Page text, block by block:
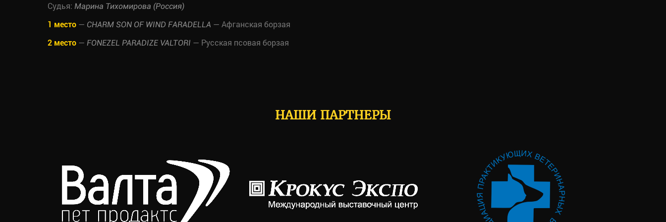
Судья: Марина Тихомирова (Россия)
1 место — CHARM SON OF WIND FARADELLA — Афганская борзая
2 место — FONEZEL PARADIZE VALTORI — Русская псовая борзая
НАШИ ПАРТНЕРЫ